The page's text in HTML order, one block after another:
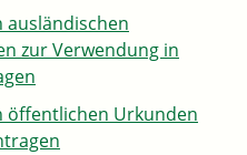
ausländischen
zur Verwendung in
öffentlichen Urkunden